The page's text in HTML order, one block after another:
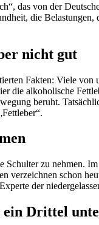
das von der
die
nicht gut
Fakten: Viele
die alkoholische
beruht.
zu nehmen.
verzeichnen schon
der
ein Drittel